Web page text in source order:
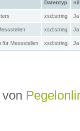
Datentyp nil
xsd:string Ja
xsd:string Ja
für Messstellen xsd:string Ja